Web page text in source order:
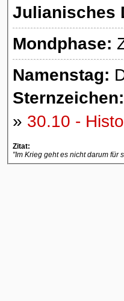
Julianisches
Mondphase:
Namenstag:
Sternzeichen:
» 30.10 -
Zitat:
"Im Krieg geht es nicht darum für